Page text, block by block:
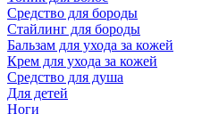
Средство для бороды
Стайлинг для бороды
Бальзам для ухода за кожей
Крем для ухода за кожей
Средство для душа
Для детей
Ноги